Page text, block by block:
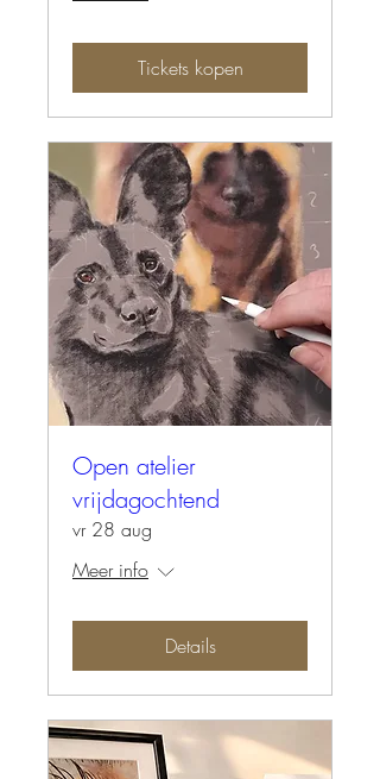
Tickets kopen
Open atelier
vrijdagochtend
vr 28 aug
Meer info
Details